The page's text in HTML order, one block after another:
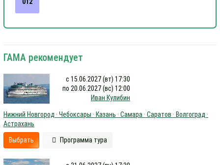
ГАМА рекомендует
с 15.06.2027 (вт) 17:30
по 20.06.2027 (вс) 12:00
Иван Кулибин
Нижний Новгород · Чебоксары · Казань · Самара · Саратов · Волгоград ·
Астрахань
Выбрать Программа тура